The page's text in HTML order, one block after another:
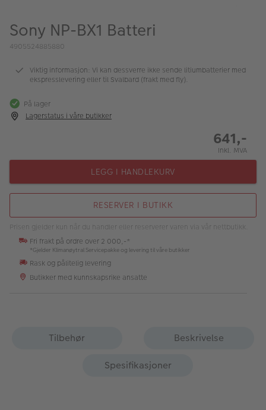
ALBUM
Merker
Lagersalg
Sony NP-BX1 Batteri
4905524885880
Viktig informasjon: Vi kan dessverre ikke sende litiumbatterier med
ekspresslevering eller til Svalbard (frakt med fly).
På lager
Lagerstatus i våre butikker
641,-
Inkl. MVA
LEGG I HANDLEKURV
RESERVER I BUTIKK
Prisen gjelder kun når du handler eller reserverer varen via vår nettbutikk.
Fri frakt på ordre over 2 000,-*
*Gjelder Klimanøytral Servicepakke og levering til våre butikker
Rask og pålitelig levering
Butikker med kunnskapsrike ansatte
Tilbehør
Beskrivelse
Spesifikasjoner